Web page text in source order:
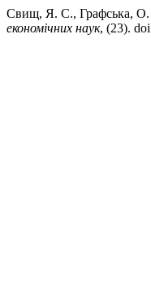
Свищ, Я. С., Графська,
економічних наук, (23).